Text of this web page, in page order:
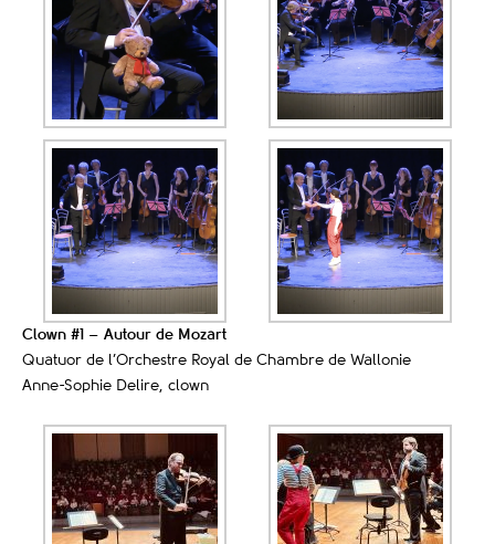
Clown #1 – Autour de Mozart
Quatuor de l’Orchestre Royal de Chambre de Wallonie
Anne-Sophie Delire, clown